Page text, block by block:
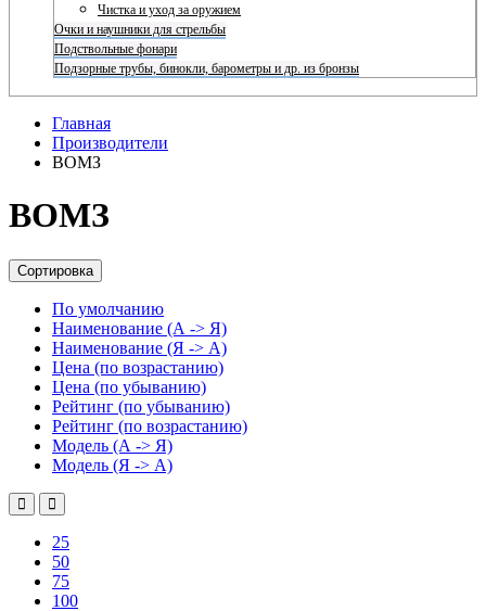
Чистка и уход за оружием
Очки и наушники для стрельбы
Подствольные фонари
Подзорные трубы, бинокли, барометры и др. из бронзы
Главная
Производители
ВОМЗ
ВОМЗ
Сортировка
По умолчанию
Наименование (А -> Я)
Наименование (Я -> А)
Цена (по возрастанию)
Цена (по убыванию)
Рейтинг (по убыванию)
Рейтинг (по возрастанию)
Модель (А -> Я)
Модель (Я -> А)
25
50
75
100